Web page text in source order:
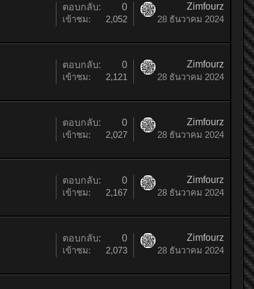
ตอบกลับ:
0
เข้าชม:
2,052
Zimfourz
28 ธันวาคม 2024
ตอบกลับ:
0
เข้าชม:
2,121
Zimfourz
28 ธันวาคม 2024
ตอบกลับ:
0
เข้าชม:
2,027
Zimfourz
28 ธันวาคม 2024
ตอบกลับ:
0
เข้าชม:
2,167
Zimfourz
28 ธันวาคม 2024
ตอบกลับ:
0
เข้าชม:
2,073
Zimfourz
28 ธันวาคม 2024